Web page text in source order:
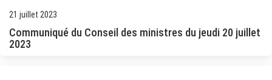
21 juillet 2023
Communiqué du Conseil des ministres du jeudi 20 juillet
2023